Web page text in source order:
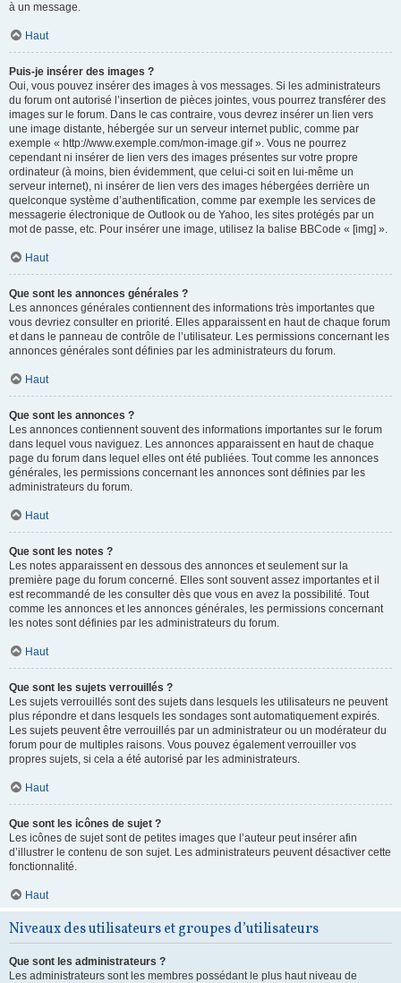
à un message.
Haut
Puis-je insérer des images ?
Oui, vous pouvez insérer des images à vos messages. Si les administrateurs
du forum ont autorisé l’insertion de pièces jointes, vous pourrez transférer des
images sur le forum. Dans le cas contraire, vous devrez insérer un lien vers
une image distante, hébergée sur un serveur internet public, comme par
exemple « http://www.exemple.com/mon-image.gif ». Vous ne pourrez
cependant ni insérer de lien vers des images présentes sur votre propre
ordinateur (à moins, bien évidemment, que celui-ci soit en lui-même un
serveur internet), ni insérer de lien vers des images hébergées derrière un
quelconque système d’authentification, comme par exemple les services de
messagerie électronique de Outlook ou de Yahoo, les sites protégés par un
mot de passe, etc. Pour insérer une image, utilisez la balise BBCode « [img] ».
Haut
Que sont les annonces générales ?
Les annonces générales contiennent des informations très importantes que
vous devriez consulter en priorité. Elles apparaissent en haut de chaque forum
et dans le panneau de contrôle de l’utilisateur. Les permissions concernant les
annonces générales sont définies par les administrateurs du forum.
Haut
Que sont les annonces ?
Les annonces contiennent souvent des informations importantes sur le forum
dans lequel vous naviguez. Les annonces apparaissent en haut de chaque
page du forum dans lequel elles ont été publiées. Tout comme les annonces
générales, les permissions concernant les annonces sont définies par les
administrateurs du forum.
Haut
Que sont les notes ?
Les notes apparaissent en dessous des annonces et seulement sur la
première page du forum concerné. Elles sont souvent assez importantes et il
est recommandé de les consulter dès que vous en avez la possibilité. Tout
comme les annonces et les annonces générales, les permissions concernant
les notes sont définies par les administrateurs du forum.
Haut
Que sont les sujets verrouillés ?
Les sujets verrouillés sont des sujets dans lesquels les utilisateurs ne peuvent
plus répondre et dans lesquels les sondages sont automatiquement expirés.
Les sujets peuvent être verrouillés par un administrateur ou un modérateur du
forum pour de multiples raisons. Vous pouvez également verrouiller vos
propres sujets, si cela a été autorisé par les administrateurs.
Haut
Que sont les icônes de sujet ?
Les icônes de sujet sont de petites images que l’auteur peut insérer afin
d’illustrer le contenu de son sujet. Les administrateurs peuvent désactiver cette
fonctionnalité.
Haut
Niveaux des utilisateurs et groupes d’utilisateurs
Que sont les administrateurs ?
Les administrateurs sont les membres possédant le plus haut niveau de